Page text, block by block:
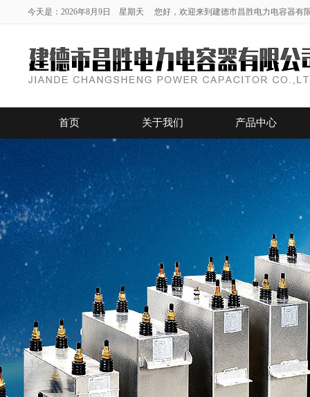
今天是：2026年8月9日 星期天 您好，欢迎来到建德市昌胜电力电容器有
首页 关于我们 产品中心